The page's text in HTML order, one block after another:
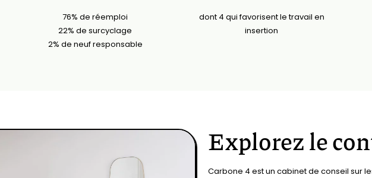
76% de réemploi
22% de surcyclage
2% de neuf responsable
dont 4 qui favorisent le travail en
insertion
Explorez le
Carbone 4 est un cabinet de conseil sur